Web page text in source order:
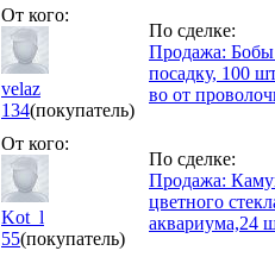
От кого:
velaz
134(покупатель)
По сделке:
Продажа:
посадку, 100
во от
От кого:
Kot_l
55(покупатель)
По сделке:
Продажа:
цветного
аквариума,24